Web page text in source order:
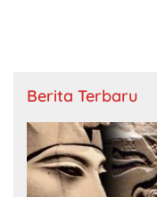
Berita Terbaru